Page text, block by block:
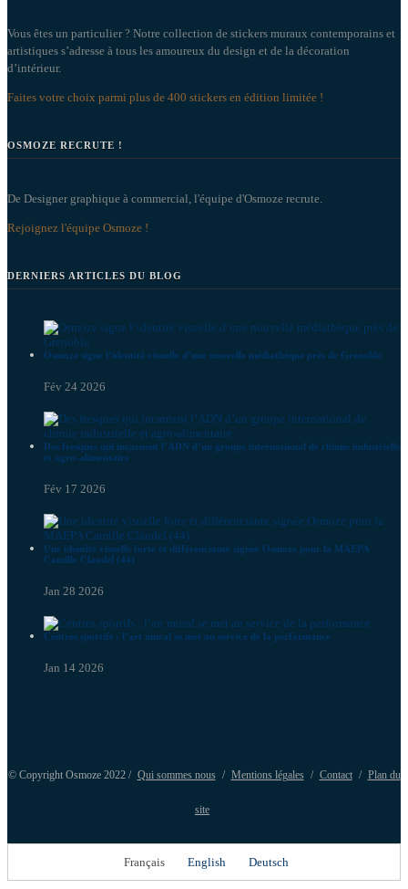
Vous êtes un particulier ? Notre collection de stickers muraux contemporains et
artistiques s’adresse à tous les amoureux du design et de la décoration
d’intérieur.
Faites votre choix parmi plus de 400 stickers en édition limitée !
OSMOZE RECRUTE !
De Designer graphique à commercial, l'équipe d'Osmoze recrute.
Rejoignez l'équipe Osmoze !
DERNIERS ARTICLES DU BLOG
Osmoze signe l’identité visuelle d’une nouvelle médiathèque près de Grenoble
Fév 24 2026
Des fresques qui incarnent l’ADN d’un groupe international de chimie industrielle
et agro-alimentaire
Fév 17 2026
Une identité visuelle forte et différenciante signée Osmoze pour la MAEPA
Camille Claudel (44)
Jan 28 2026
Centres sportifs : l’art mural se met au service de la performance
Jan 14 2026
© Copyright Osmoze 2022 / Qui sommes nous / Mentions légales / Contact / Plan du
site
Français English Deutsch